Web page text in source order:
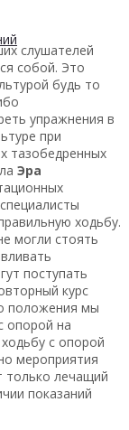
слушателей
собой. Это
будь то
упражнения в
при
тазобедренных
Эра
ходьбу.
могли стоять
поступать
курс
положения мы
опорой на
с опорой
мероприятия
только лечащий
показаний